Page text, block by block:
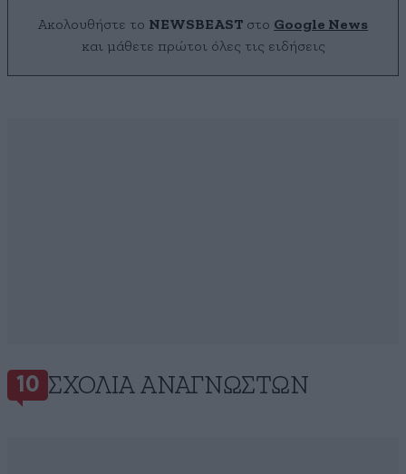
Ακολουθήστε το NEWSBEAST στο Google News
και μάθετε πρώτοι όλες τις ειδήσεις
10 ΣΧΌΛΙΑ ΑΝΑΓΝΩΣΤΏΝ